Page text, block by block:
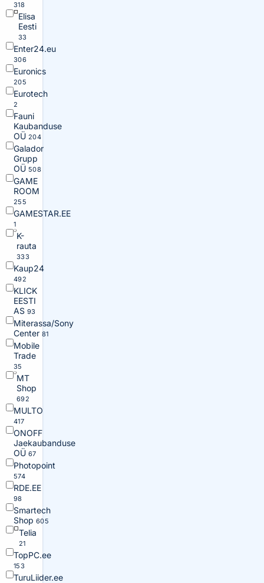
318
Elisa
Eesti
33
Enter24.eu
306
Euronics
205
Eurotech
2
Fauni
Kaubanduse
OÜ 204
Galador
Grupp
OÜ 508
GAME
ROOM
255
GAMESTAR.EE
1
K-
rauta
333
Kaup24
492
KLICK
EESTI
AS 93
Miterassa/Sony
Center 81
Mobile
Trade
35
MT
Shop
692
MULTO
417
ONOFF
Jaekaubanduse
OÜ 67
Photopoint
574
RDE.EE
98
Smartech
Shop 605
Telia
21
TopPC.ee
153
TuruLiider.ee